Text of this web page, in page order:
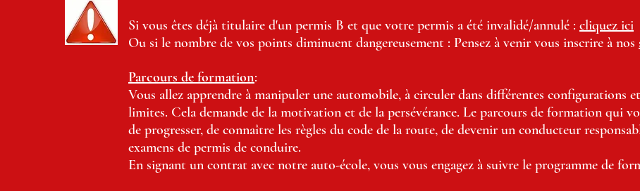
Si vous êtes déjà titulaire d'un permis B et que votre permis a été invalidé/annulé : cliquez ici
Ou si le nombre de vos points diminuent dangereusement : Pensez à venir vous inscrire à nos
Parcours de formation:
Vous allez apprendre à manipuler une automobile, à circuler dans différentes configurations
limites. Cela demande de la motivation et de la persévérance. Le parcours de formation qui
de progresser, de connaître les règles du code de la route, de devenir un conducteur
examens de permis de conduire.
En signant un contrat avec notre auto-école, vous vous engagez à suivre le programme de